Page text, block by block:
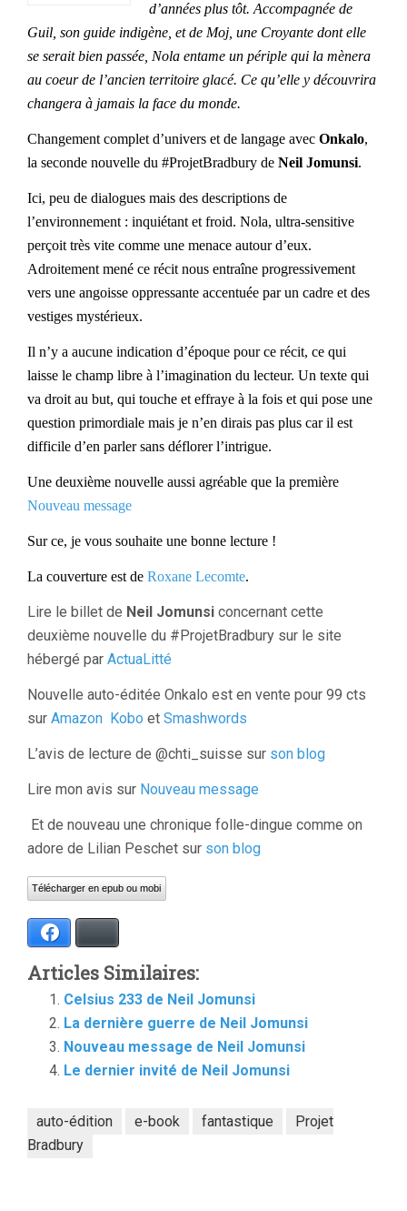
d’années plus tôt. Accompagnée de
Guil, son guide indigène, et de Moj, une Croyante dont elle
se serait bien passée, Nola entame un périple qui la mènera
au coeur de l’ancien territoire glacé. Ce qu’elle y découvrira
changera à jamais la face du monde.
Changement complet d’univers et de langage avec Onkalo,
la seconde nouvelle du #ProjetBradbury de Neil Jomunsi.
Ici, peu de dialogues mais des descriptions de
l’environnement : inquiétant et froid. Nola, ultra-sensitive
perçoit très vite comme une menace autour d’eux.
Adroitement mené ce récit nous entraîne progressivement
vers une angoisse oppressante accentuée par un cadre et des
vestiges mystérieux.
Il n’y a aucune indication d’époque pour ce récit, ce qui
laisse le champ libre à l’imagination du lecteur. Un texte qui
va droit au but, qui touche et effraye à la fois et qui pose une
question primordiale mais je n’en dirais pas plus car il est
difficile d’en parler sans déflorer l’intrigue.
Une deuxième nouvelle aussi agréable que la première
Nouveau message
Sur ce, je vous souhaite une bonne lecture !
La couverture est de Roxane Lecomte.
Lire le billet de Neil Jomunsi concernant cette
deuxième nouvelle du #ProjetBradbury sur le site
hébergé par ActuaLitté
Nouvelle auto-éditée Onkalo est en vente pour 99 cts
sur Amazon Kobo et Smashwords
L’avis de lecture de @chti_suisse sur son blog
Lire mon avis sur Nouveau message
Et de nouveau une chronique folle-dingue comme on
adore de Lilian Peschet sur son blog
Télécharger en epub ou mobi
Articles Similaires:
Celsius 233 de Neil Jomunsi
La dernière guerre de Neil Jomunsi
Nouveau message de Neil Jomunsi
Le dernier invité de Neil Jomunsi
auto-édition e-book fantastique
Projet
Bradbury